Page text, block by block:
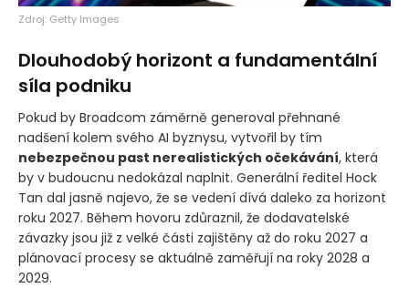
Zdroj: Getty Images
Dlouhodobý horizont a fundamentální
síla podniku
Pokud by Broadcom záměrně generoval přehnané
nadšení kolem svého AI byznysu, vytvořil by tím
nebezpečnou past nerealistických očekávání, která
by v budoucnu nedokázal naplnit. Generální ředitel Hock
Tan dal jasně najevo, že se vedení dívá daleko za horizont
roku 2027. Během hovoru zdůraznil, že dodavatelské
závazky jsou již z velké části zajištěny až do roku 2027 a
plánovací procesy se aktuálně zaměřují na roky 2028 a
2029.